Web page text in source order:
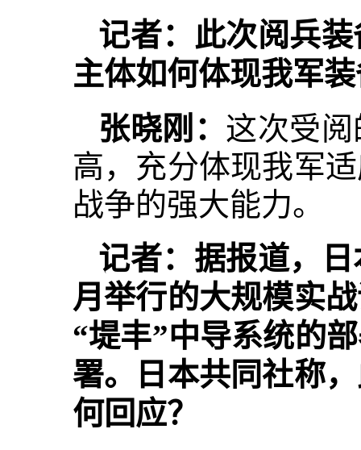
记者：此次阅兵
主体如何体现我军
张晓刚： 这次受
高，充分体现我军
战争的强大能力。
记者：据报道，
月举行的大规模实
“堤丰”中导系统的
署。日本共同社称
何回应？